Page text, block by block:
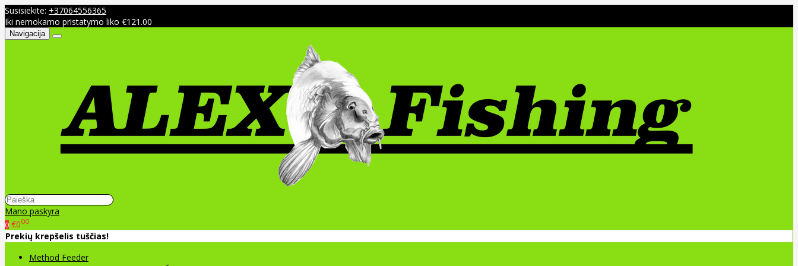
Susisiekite: +37064556365
Iki nemokamo pristatymo liko €121.00
Navigacija
Mano paskyra
0 €000
Prekių krepšelis tuščias!
Method Feeder